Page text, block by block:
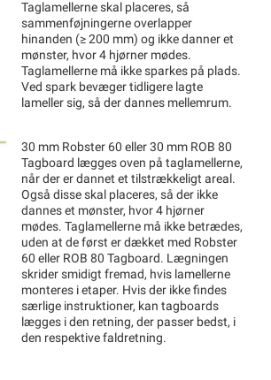
Taglamellerne skal placeres, så
sammenføjningerne overlapper
hinanden (≥ 200 mm) og ikke danner et
mønster, hvor 4 hjørner mødes.
Taglamellerne må ikke sparkes på plads.
Ved spark bevæger tidligere lagte
lameller sig, så der dannes mellemrum.
30 mm Robster 60 eller 30 mm ROB 80
Tagboard lægges oven på taglamellerne,
når der er dannet et tilstrækkeligt areal.
Også disse skal placeres, så der ikke
dannes et mønster, hvor 4 hjørner
mødes. Taglamellerne må ikke betrædes,
uden at de først er dækket med Robster
60 eller ROB 80 Tagboard. Lægningen
skrider smidigt fremad, hvis lamellerne
monteres i etaper. Hvis der ikke findes
særlige instruktioner, kan tagboards
lægges i den retning, der passer bedst, i
den respektive faldretning.